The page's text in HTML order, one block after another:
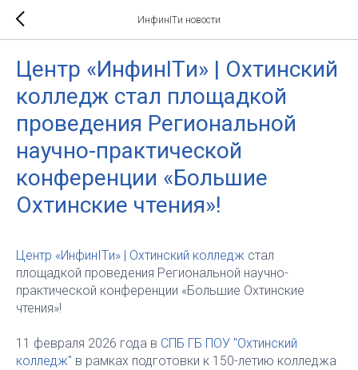
ИнфинITи новости
Центр «ИнфинITи» | Охтинский
колледж стал площадкой
проведения Региональной
научно-практической
конференции «Большие
Охтинские чтения»!
Центр «ИнфинITи» | Охтинский колледж стал
площадкой проведения Региональной научно-
практической конференции «Большие Охтинские
чтения»!
11 февраля 2026 года в СПБ ГБ ПОУ "Охтинский
колледж" в рамках подготовки к 150-летию колледжа